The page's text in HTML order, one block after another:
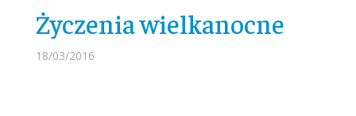
Życzenia wielkanocne
18/03/2016